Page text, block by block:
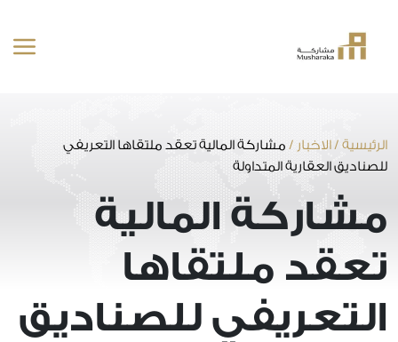
المحتوى
الرئيسية /الاخبار / مشاركة المالية تعقد ملتقاها التعريفي
للصناديق العقارية المتداولة
مشاركة المالية
تعقد ملتقاها
التعريفي للصناديق